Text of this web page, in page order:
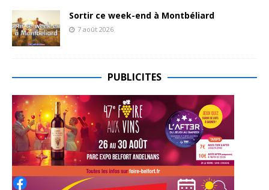
Sortir ce week-end à Montbéliard
7 août 2026
PUBLICITES